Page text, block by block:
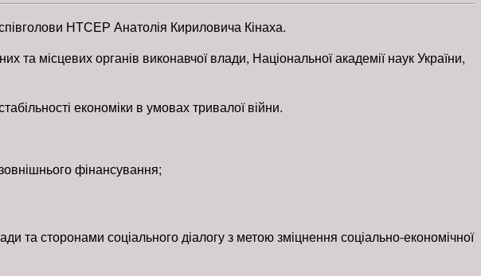
НТСЕР Анатолія Кириловича Кінаха.
місцевих органів виконавчої влади, Національної академії наук України,
економіки в умовах тривалої війни.
фінансування;
сторонами соціального діалогу з метою зміцнення соціально-економічної